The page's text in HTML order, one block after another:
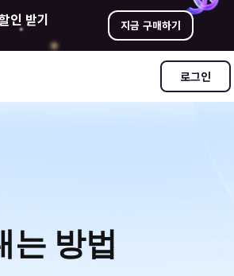
인 받기 지금 구매하기
로그인
방법